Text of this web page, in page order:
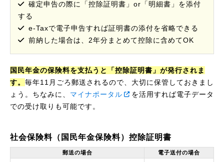
確定申告の際に「控除証明書」or「明細書」を添付
する
e-Taxで電子申告すれば証明書の添付を省略できる
前納した場合は、2年分まとめて控除に含めてOK
国民年金の保険料を支払うと「控除証明書」が発行されま
す。 毎年11月ごろ郵送されるので、大切に保管しておきまし
ょう。ちなみに、 マイナポータル
を活用すれば電子データ
での受け取りも可能です。
社会保険料（国民年金保険料）控除証明書
郵送の場合 電子送付の場合